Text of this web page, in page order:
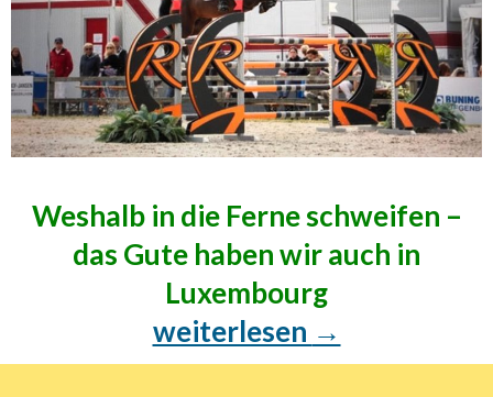
Weshalb in die Ferne schweifen –
das Gute haben wir auch in
Luxembourg
2019 SCSL auf
weiterlesen →